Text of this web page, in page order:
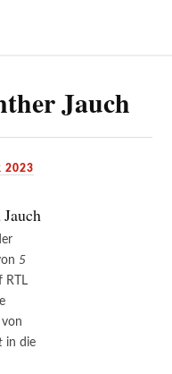
Jauch
2023
5
RTL
in die